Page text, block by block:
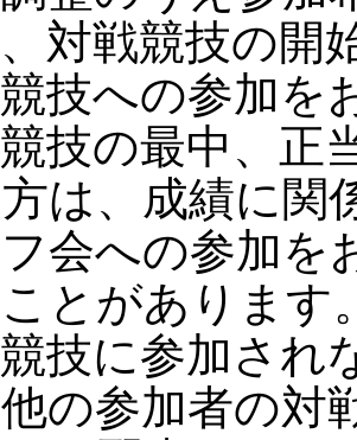
対戦競技の開
技への参加を
技の最中、正
は、成績に関
会への参加を
とがあります
技に参加され
の参加者の対